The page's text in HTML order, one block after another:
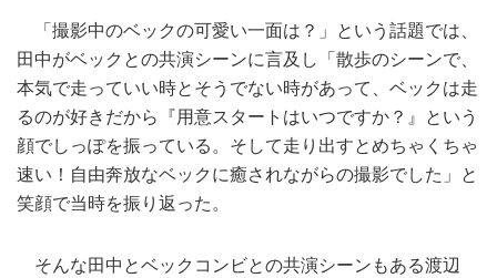
「撮影中のベックの可愛い一面は？」という話題では、
田中がベックとの共演シーンに言及し「散歩のシーンで、
本気で走っていい時とそうでない時があって、ベックは走
るのが好きだから『用意スタートはいつですか？』という
顔でしっぽを振っている。そして走り出すとめちゃくちゃ
速い！自由奔放なベックに癒されながらの撮影でした」と
笑顔で当時を振り返った。
そんな田中とベックコンビとの共演シーンもある渡辺